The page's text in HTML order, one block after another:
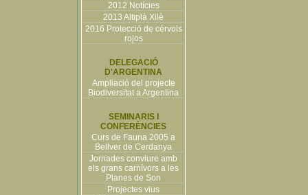
2012 Notícies
2013 Altiplà Xilè
2016 Protecció de cérvols
rojos
DELEGACIÓ
D'ARGENTINA
Ampliació del projecte
Biodiversitat a Argentina
SEMINARIS I
CONFERÈNCIES
Curs de Fauna 2005 a
Bellver de Cerdanya
Jornades conviure amb
els grans carnívors a les
Planes de Son
Projectes vius